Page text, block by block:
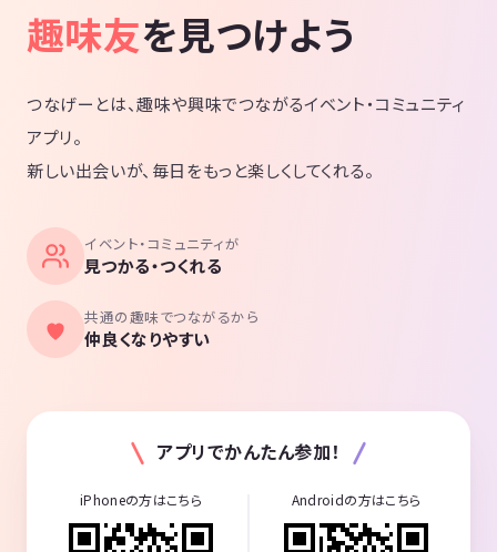
趣味友を見つけよう
つなげーとは、趣味や興味でつながるイベント・コミュニティ
アプリ。
新しい出会いが、毎日をもっと楽しくしてくれる。
イベント・コミュニティが
見つかる・つくれる
共通の趣味でつながるから
仲良くなりやすい
アプリでかんたん参加！
iPhoneの方はこちら Androidの方はこちら